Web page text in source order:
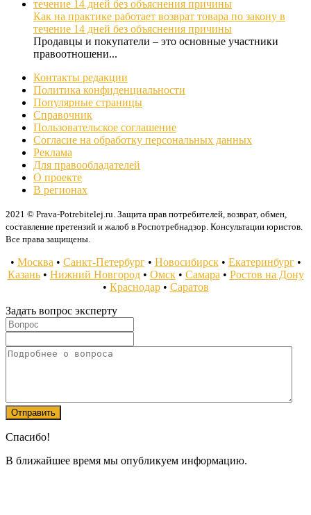
Как на практике работает возврат товара по закону в
течение 14 дней без объяснения причины
Продавцы и покупатели – это основные участники
правоотношени...
Контакты редакции
Политика конфиденциальности
Популярные страницы
Справочник
Пользовательское соглашение
Согласие на обработку персональных данных
Реклама
Для правообладателей
О проекте
В регионах
2021 © Prava-Potrebitelej.ru. Защита прав потребителей, возврат, обмен,
составление претензий и жалоб в Роспотребнадзор. Консультации юристов.
Все права защищены.
• Москва • Санкт-Петербург• Новосибирск• Екатеринбург•
Казань• Нижний Новгород• Омск• Самара • Ростов на Дону
• Краснодар• Саратов
Задать вопрос эксперту
Спасибо!
В ближайшее время мы опубликуем информацию.